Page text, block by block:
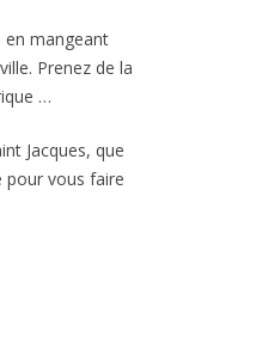
en mangeant
Prenez de la
…
Jacques, que
pour vous faire